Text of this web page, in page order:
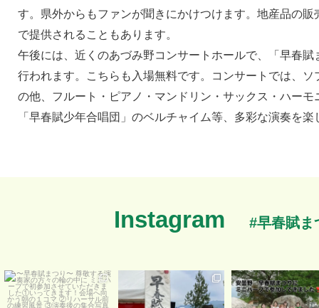
す。県外からもファンが聞きにかけつけます。地産品の販
で提供されることもあります。
午後には、近くのあづみ野コンサートホールで、「早春賦
行われます。こちらも入場無料です。コンサートでは、ソ
の他、フルート・ピアノ・マンドリン・サックス・ハーモ
「早春賦少年合唱団」のベルチャイム等、多彩な演奏を楽
Instagram #早春賦ま
〜早春賦まつり〜
尊敬する演奏家の方々の輪
の中に...
昨年から実行委員として参
加している「早春賦まつ
り」。時代の流...
2026年4月26日
...